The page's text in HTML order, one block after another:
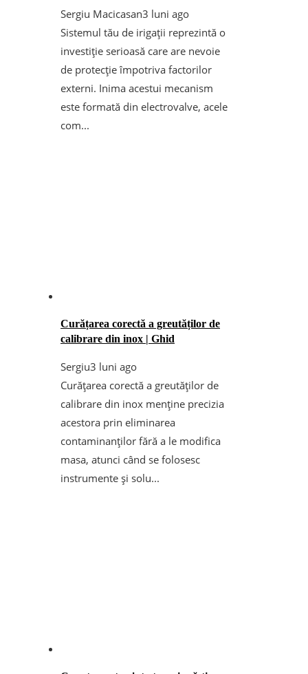
Sergiu Macicasan3 luni ago
Sistemul tău de irigații reprezintă o
investiție serioasă care are nevoie
de protecție împotriva factorilor
externi. Inima acestui mecanism
este formată din electrovalve, acele
com...
Curățarea corectă a greutăților de
calibrare din inox | Ghid
Sergiu3 luni ago
Curățarea corectă a greutăților de
calibrare din inox menține precizia
acestora prin eliminarea
contaminanților fără a le modifica
masa, atunci când se folosesc
instrumente și solu...